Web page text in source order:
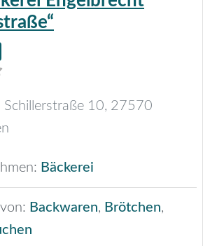
Schillerstraße 10, 27570
Bäckerei
Backwaren, Brötchen,